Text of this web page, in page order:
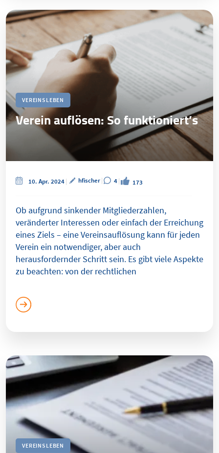
VEREINSLEBEN
Verein auflösen: So funktioniert’s
10. Apr. 2024 hfischer 4 173
Ob aufgrund sinkender Mitgliederzahlen,
veränderter Interessen oder einfach der Erreichung
eines Ziels – eine Vereinsauflösung kann für jeden
Verein ein notwendiger, aber auch
herausfordernder Schritt sein. Es gibt viele Aspekte
zu beachten: von der rechtlichen
VEREINSLEBEN